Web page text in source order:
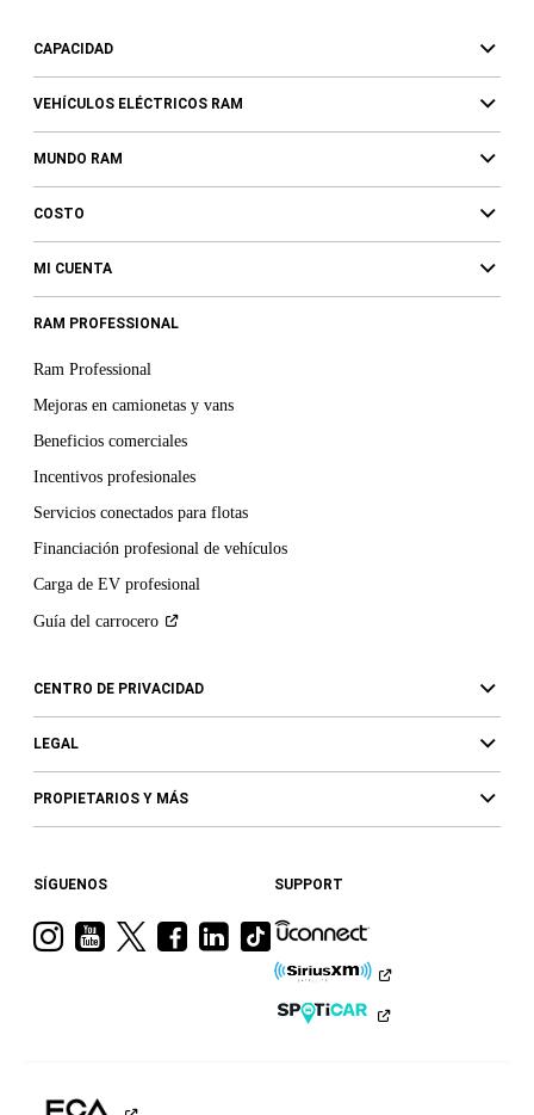
CAPACIDAD
VEHÍCULOS ELÉCTRICOS RAM
MUNDO RAM
COSTO
MI CUENTA
RAM PROFESSIONAL
Ram Professional
Mejoras en camionetas y vans
Beneficios comerciales
Incentivos profesionales
Servicios conectados para flotas
Financiación profesional de vehículos
Carga de EV profesional
Guía del carrocero
CENTRO DE PRIVACIDAD
LEGAL
PROPIETARIOS Y MÁS
SÍGUENOS
VisitaVisitaVisitaVisitaVisita
Ram
Visita
a
Ram
en
SUPPORT